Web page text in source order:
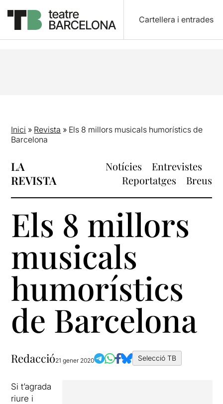
Cartellera i entrades
Inici » Revista » Els 8 millors musicals humorístics de
Barcelona
LA
REVISTA
Notícies
Entrevistes
Reportatges
Breus
Els 8 millors
musicals
humorístics
de Barcelona
Redacció21 gener 2020 Selecció TB
Si t’agrada
riure i